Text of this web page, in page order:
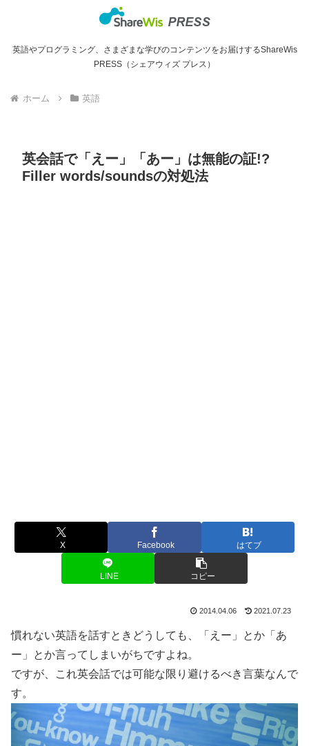
英語やプログラミング、さまざまな学びのコンテンツをお届けするShareWis
PRESS（シェアウィズ プレス）
ホーム 英語
英会話で「えー」「あー」は無能の証!?
Filler words/soundsの対処法
X Facebook はてブ
LINE コピー
2014.04.06 2021.07.23
慣れない英語を話すときどうしても、「えー」とか「あ
ー」とか言ってしまいがちですよね。
ですが、これ英会話では可能な限り避けるべき言葉なんで
す。